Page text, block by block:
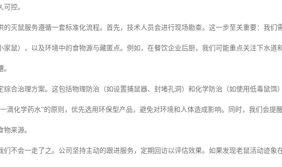
控。
的灭鼠服务遵循一套标准化流程。首先，技术人员会进行现场勘查。这一步至关重要：我们
家鼠），以及环境中的食物源与藏匿点。例如，在餐饮企业后厨，我们可能重点关注下水道
综合治理方案。这包括物理防治（如设置捕鼠器、封堵孔洞）和化学防治（如使用低毒鼠饵
滴化学药水”的原则，优先选用环保型产品，避免对环境和人体造成影响。同时，我们会提
来源。
们不会一走了之。公司坚持主动的跟进服务，定期回访以评估效果。如果发现老鼠活动迹象